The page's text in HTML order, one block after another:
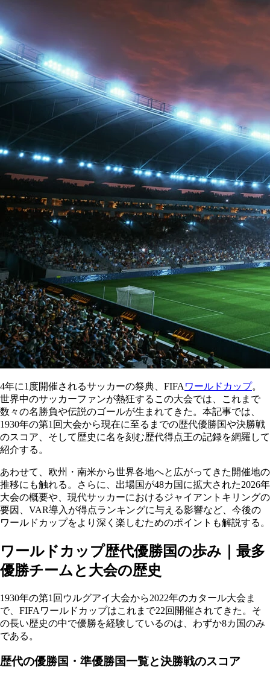
4年に1度開催されるサッカーの祭典、FIFA ワールドカップ。
世界中のサッカーファンが熱狂するこの大会では、これまで
数々の名勝負や伝説のゴールが生まれてきた。本記事では、
1930年の第1回大会から現在に至るまでの歴代優勝国や決勝戦
のスコア、そして歴史に名を刻む歴代得点王の記録を網羅して
紹介する。
あわせて、欧州・南米から世界各地へと広がってきた開催地の
推移にも触れる。さらに、出場国が48カ国に拡大された2026年
大会の概要や、現代サッカーにおけるジャイアントキリングの
要因、VAR導入が得点ランキングに与える影響など、今後の
ワールドカップをより深く楽しむためのポイントも解説する。
ワールドカップ歴代優勝国の歩み｜最多
優勝チームと大会の歴史
1930年の第1回ウルグアイ大会から2022年のカタール大会ま
で、FIFAワールドカップはこれまで22回開催されてきた。そ
の長い歴史の中で優勝を経験しているのは、わずか8カ国のみ
である。
歴代の優勝国・準優勝国一覧と決勝戦のスコア